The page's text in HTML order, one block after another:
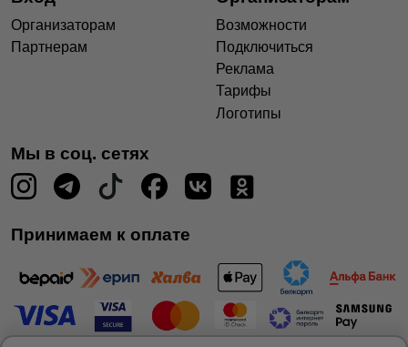
Организаторам
Партнерам
Возможности
Подключиться
Реклама
Тарифы
Логотипы
Мы в соц. сетях
Принимаем к оплате